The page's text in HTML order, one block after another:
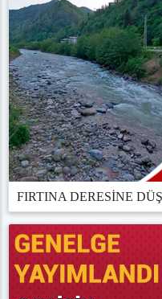
FIRTINA DERESİNE